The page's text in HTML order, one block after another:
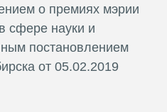
о премиях мэрии
сфере науки и
постановлением
от 05.02.2019